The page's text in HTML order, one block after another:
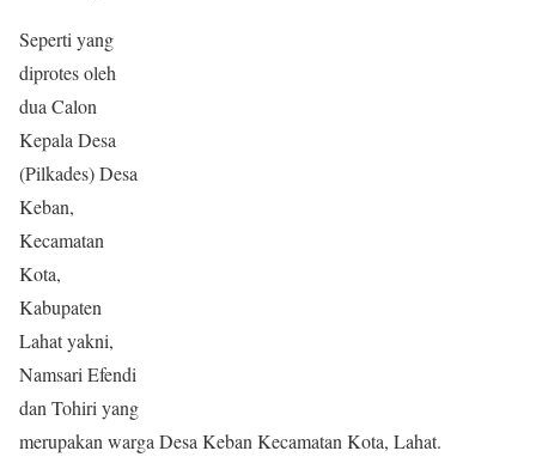
Seperti yang
diprotes oleh
dua Calon
Kepala Desa
(Pilkades) Desa
Keban,
Kecamatan
Kota,
Kabupaten
Lahat yakni,
Namsari Efendi
dan Tohiri yang
merupakan warga Desa Keban Kecamatan Kota, Lahat.